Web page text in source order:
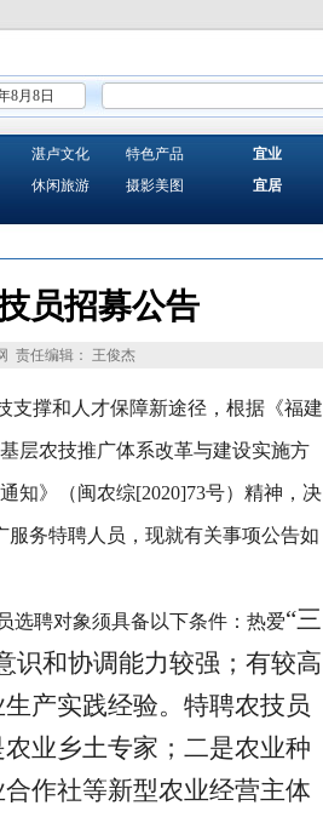
8月8日
湛卢文化
休闲旅游
特色产品
摄影美图
宜业
宜居
员招募公告
责任编辑： 王俊杰
支撑和人才保障新途径，根据《福建
层农技推广体系改革与建设实施方
知》（闽农综[2020]73号）精神，决
服务特聘人员，现就有关事项公告如
选聘对象须具备以下条件：热爱“三
识和协调能力较强；有较高
产实践经验。特聘农技员
业乡土专家；二是农业种
作社等新型农业经营主体